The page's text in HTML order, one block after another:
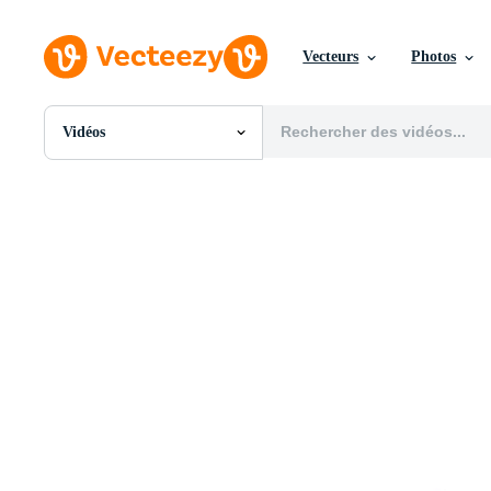
Vecteurs Photos
Vidéos
Toutes Images